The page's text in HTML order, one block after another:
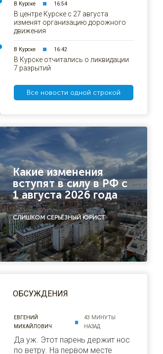
В Курске 16:54
В центре Курске с 27 августа
изменят организацию дорожного
движения
В Курске 16:42
В Курске отчитались о ликвидации
7 разрытий
Все новости одной строкой
Какие изменения
вступят в силу в РФ с
1 августа 2026 года
СЛИШКОМ СЕРЬЁЗНЫЙ ЮРИСТ
ОБСУЖДЕНИЯ
ЕВГЕНИЙ
МИХАЙЛОВИЧ
43 МИНУТЫ
НАЗАД
Да уж. Этот парень держит нос
по ветру. На первом месте